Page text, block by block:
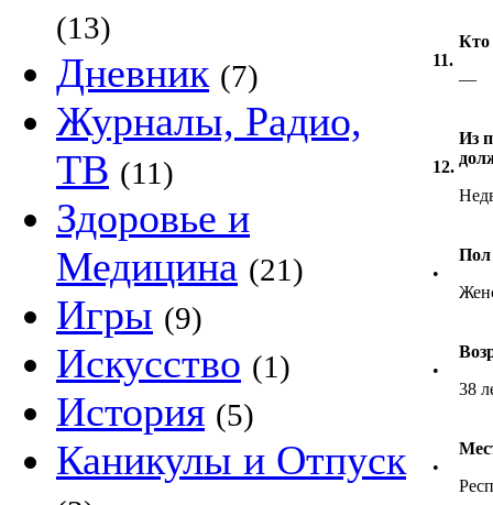
(13)
Дневник (7)
Журналы, Радио,
ТВ (11)
Здоровье и
Медицина (21)
Игры (9)
Искусство (1)
История (5)
Каникулы и Отпуск
11.
Кто
—
12.
Из
•
Пол
•
38
•